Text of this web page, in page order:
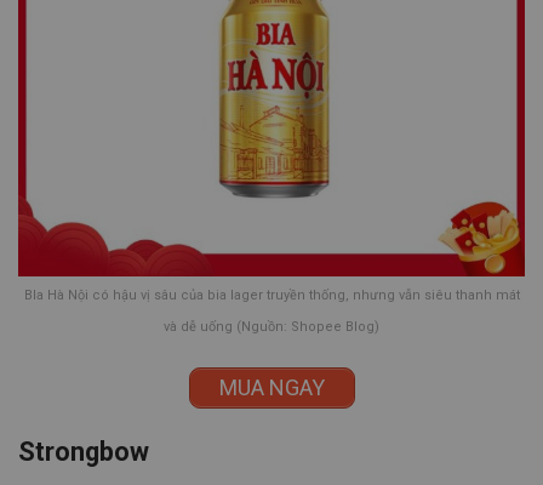
BIa Hà Nội có hậu vị sâu của bia lager truyền thống, nhưng vẫn siêu thanh mát
và dễ uống (Nguồn: Shopee Blog)
MUA NGAY
Strongbow